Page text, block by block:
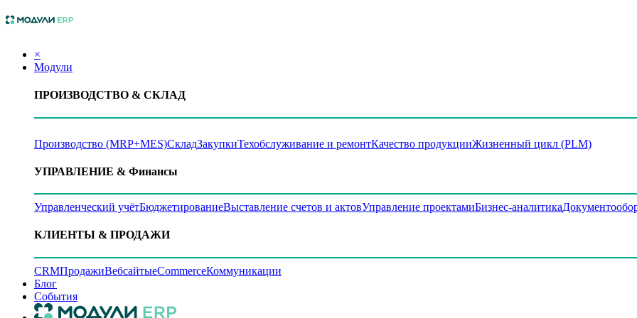
×
Модули
ПРОИЗВОДСТВО & СКЛАД
Производство (MRP+MES)СкладЗакупкиТехобслуживание и ремонтКачество продукцииЖизненный цикл (PLM)
УПРАВЛЕНИЕ & Финансы
Управленческий учётБюджетированиеВыставление счетов и актовУправление проектамиБизнес-аналитика
КЛИЕНТЫ & ПРОДАЖИ
CRMПродажиВебсайтыeCommerceКоммуникации
Блог
События